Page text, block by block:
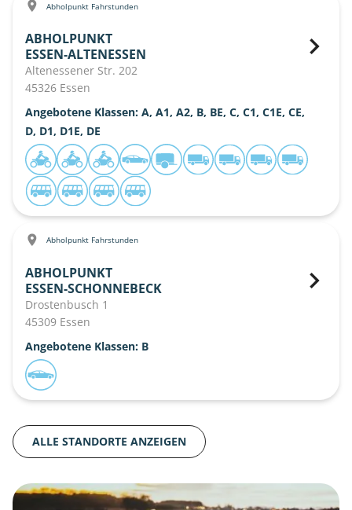
Abholpunkt Fahrstunden
ABHOLPUNKT
ESSEN-ALTENESSEN
Altenessener Str. 202
45326 Essen
Angebotene Klassen: A, A1, A2, B, BE, C, C1, C1E, CE,
D, D1, D1E, DE
Abholpunkt Fahrstunden
ABHOLPUNKT
ESSEN-SCHONNEBECK
Drostenbusch 1
45309 Essen
Angebotene Klassen: B
ALLE STANDORTE ANZEIGEN